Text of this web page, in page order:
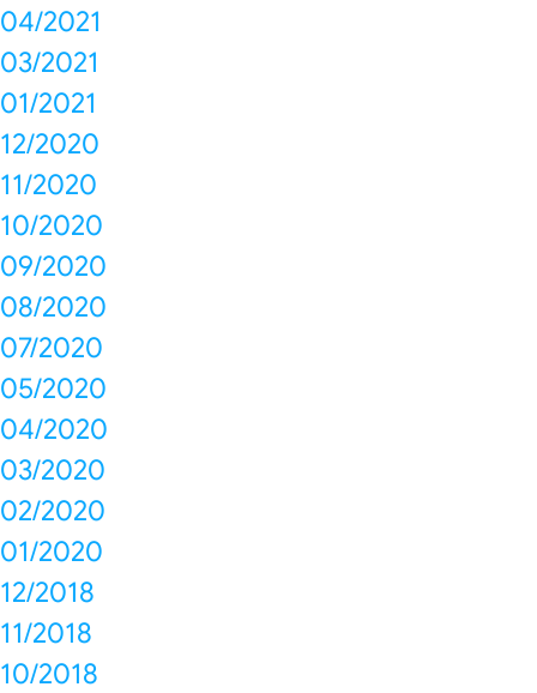
04/2021
03/2021
01/2021
12/2020
11/2020
10/2020
09/2020
08/2020
07/2020
05/2020
04/2020
03/2020
02/2020
01/2020
12/2018
11/2018
10/2018